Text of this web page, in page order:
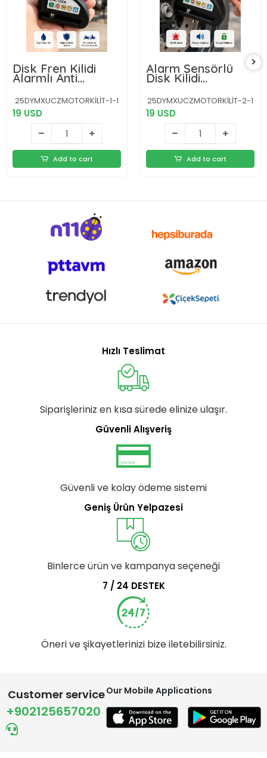
Disk Fren Kilidi
Alarmlı Anti
Hırsızlık Motosiklet
Scooter Bisiklet
Yeni Nesil
25DYMXUCZMOTORKİLİT-1-1
19 USD
Add to cart
Alarm Sensörlü
Disk Kilidi
Motosiklet
Scooter Bisiklet
Güvenlik Yeni Nesil
25DYMXUCZMOTORKİLİT-2-1
19 USD
Add to cart
Hızlı Teslimat
Siparişleriniz en kısa sürede elinize ulaşır.
Güvenli Alışveriş
Güvenli ve kolay ödeme sistemi
Geniş Ürün Yelpazesi
Binlerce ürün ve kampanya seçeneği
7 / 24 DESTEK
Öneri ve şikayetlerinizi bize iletebilirsiniz.
Customer service
+902125657020
Our Mobile Applications